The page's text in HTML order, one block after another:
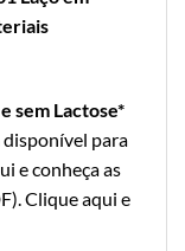
sem Lactose*
para
e conheça as
).Clique aqui e